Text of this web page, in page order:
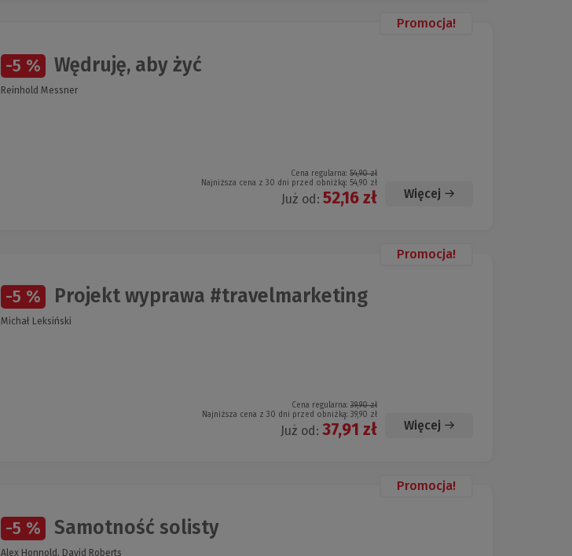
Promocja!
-5 % Wędruję, aby żyć
Reinhold Messner
Cena regularna: 54,90 zł
Najniższa cena z 30 dni przed obniżką: 54,90 zł
Już od: 52,16 zł Więcej
Promocja!
-5 % Projekt wyprawa #travelmarketing
Michał Leksiński
Cena regularna: 39,90 zł
Najniższa cena z 30 dni przed obniżką: 39,90 zł
Już od: 37,91 zł Więcej
Promocja!
-5 % Samotność solisty
Alex Honnold, David Roberts